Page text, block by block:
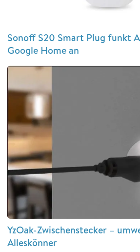
Sonoff S20 Smart Plug funkt
Google Home an
YzOak-Zwischenstecker –
Alleskönner